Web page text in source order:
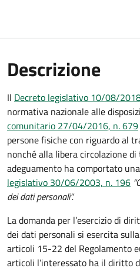
Descrizione
Il Decreto legislativo 10/08/
normativa nazionale alle
comunitario 27/04/2016, n. 679
persone fisiche con riguardo al
nonché alla libera circolazione
adeguamento ha comportato
legislativo 30/06/2003, n. 196
dei dati personali”.
La domanda per l’esercizio di
dei dati personali si esercita
articoli 15-22 del Regolamento
articoli l’interessato ha il diritto